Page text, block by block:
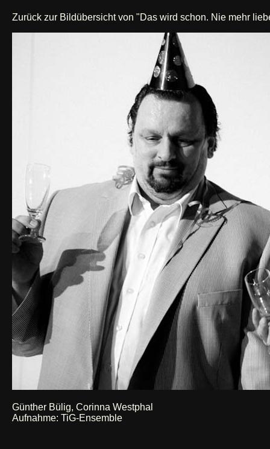
Zurück zur Bildübersicht von "Das wird schon. Nie mehr
Günther Bülig, Corinna Westphal
Aufnahme: TiG-Ensemble